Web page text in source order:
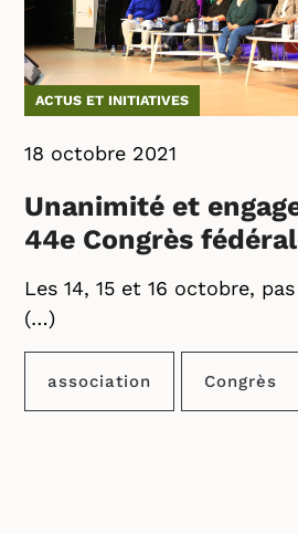
ACTUS ET INITIATIVES
18 octobre 2021
Unanimité et
44e Congrès fédéral
Les 14, 15 et 16 octobre,
(…)
association Congrès